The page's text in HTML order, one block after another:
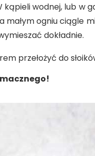
kąpieli wodnej, lub w
małym ogniu ciągle
dokładnie.
przełożyć do